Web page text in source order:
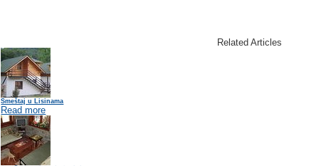
Related Articles
Smeštaj u Lisinama
Read more